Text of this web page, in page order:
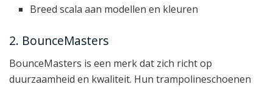
Breed scala aan modellen en kleuren
2. BounceMasters
BounceMasters is een merk dat zich richt op
duurzaamheid en kwaliteit. Hun trampolineschoenen